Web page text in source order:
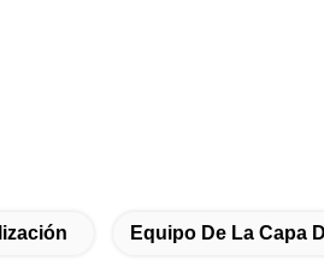
Equipo De La Capa